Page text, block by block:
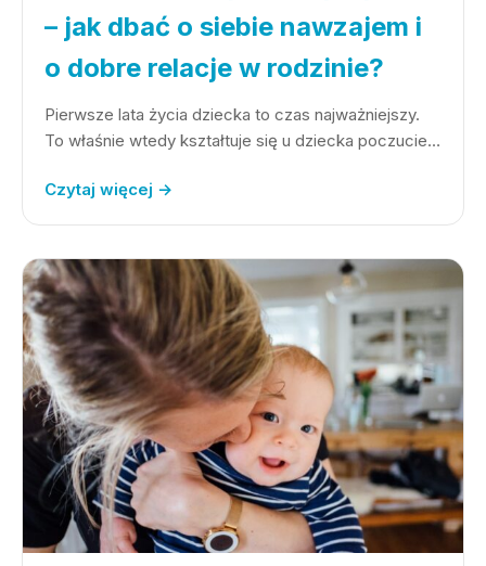
– jak dbać o siebie nawzajem i
o dobre relacje w rodzinie?
Pierwsze lata życia dziecka to czas najważniejszy.
To właśnie wtedy kształtuje się u dziecka poczucie…
Czytaj więcej →